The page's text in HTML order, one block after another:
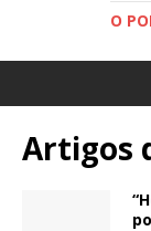
O
Artigos